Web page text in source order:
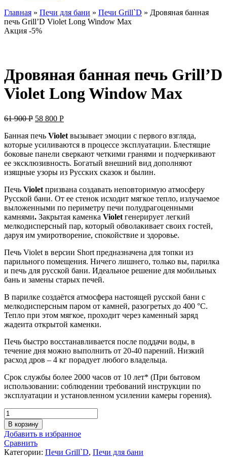
Главная » Печи для бани » Печи Grill`D » Дровяная банная
печь Grill’D Violet Long Window Max
Акция -5%
Дровяная банная печь Grill’D
Violet Long Window Max
61 900Р Первоначальная
составляла
61
900 руб..
58 800 РТекущая
58
800 руб..
Банная печь Violet вызывает эмоции с первого взгляда,
которые усиливаются в процессе эксплуатации. Блестящие
боковые панели сверкают четкими гранями и подчеркивают
ее эксклюзивность. Богатый внешний вид дополняют
изящные узоры из Русских сказок и былин.
Печь Violet призвана создавать неповторимую атмосферу
Русской бани. От ее стенок исходит мягкое тепло, излучаемое
выложенными по периметру печи полудрагоценными
камнями. Закрытая каменка Violet генерирует легкий
мелкодисперсный пар, который обволакивает своих гостей,
даруя им умиротворение, спокойствие и здоровье.
Печь Violet в версии Short предназначена для топки из
парильного помещения. Ничего лишнего, только вы, парилка
и печь для русской бани. Идеальное решение для мобильных
бань и замены старых печей.
В парилке создаётся атмосфера настоящей русской бани с
мелкодисперсным паром от камней, разогретых до 400 °C.
Тепло при этом мягкое, проходит через каменный заряд
жадеита открытой каменки.
Печь быстро восстанавливается после поддачи воды, в
течение дня можно выполнить от 20-40 парений. Низкий
расход дров – 4 кг порадует любого владельца.
Срок службы более 2000 часов от 10 лет* (При бытовом
использовании: соблюдении требований инструкции по
эксплуатации и установленном усилении камеры горения).
Количество
товара
Дровяная
банная
печь
Grill'D
В корзину
Добавить в избранное
Сравнить
Категории: Печи Grill`D, Печи для бани